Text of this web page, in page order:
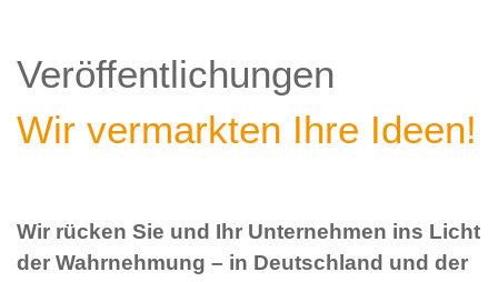
Veröffentlichungen
Wir vermarkten Ihre Ideen!
Wir rücken Sie und Ihr Unternehmen ins Licht
der Wahrnehmung – in Deutschland und der